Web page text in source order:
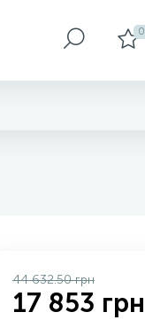
0
44 632.50 грн
17 853 грн